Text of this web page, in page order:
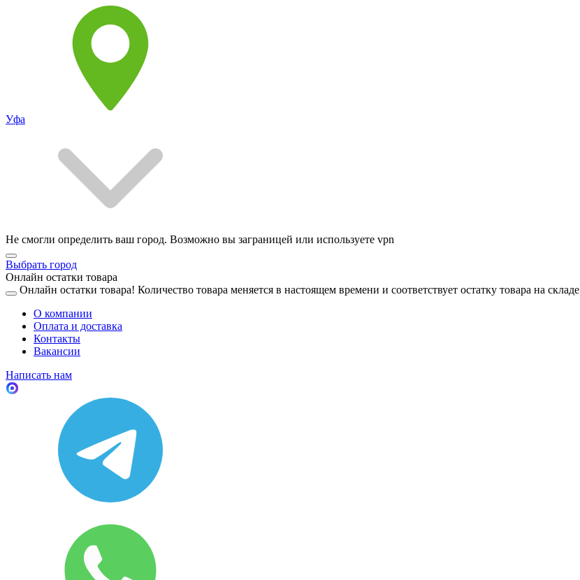
Уфа
Не смогли определить ваш город. Возможно вы заграницей или используете vpn
Выбрать город
Онлайн остатки товара
Онлайн остатки товара! Количество товара меняется в настоящем времени и соответствует остатку товара на складе
О компании
Оплата и доставка
Контакты
Вакансии
Написать нам